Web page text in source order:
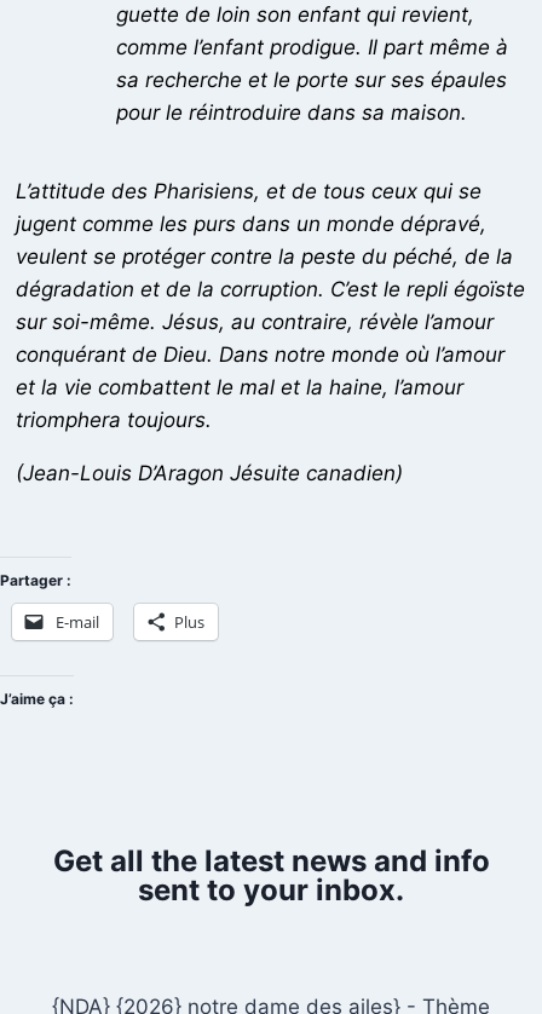
guette de loin son enfant qui revient,
comme l’enfant prodigue. Il part même à
sa recherche et le porte sur ses épaules
pour le réintroduire dans sa maison.
L’attitude des Pharisiens, et de tous ceux qui se
jugent comme les purs dans un monde dépravé,
veulent se protéger contre la peste du péché, de la
dégradation et de la corruption. C’est le repli égoïste
sur soi-même. Jésus, au contraire, révèle l’amour
conquérant de Dieu. Dans notre monde où l’amour
et la vie combattent le mal et la haine, l’amour
triomphera toujours.
(Jean-Louis D’Aragon Jésuite canadien)
Partager :
E-mail Plus
J’aime ça :
Get all the latest news and info
sent to your inbox.
{NDA} {2026} notre dame des ailes} - Thème